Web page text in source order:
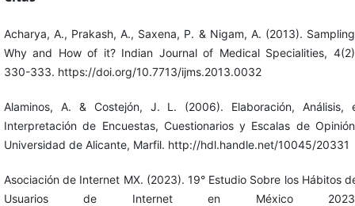
Acharya, A., Prakash, A., Saxena, P. & Nigam, A. (2013).
Why and How of it? Indian Journal of Medical Specialities,
330-333. https://doi.org/10.7713/ijms.2013.0032
Alaminos, A. & Costejón, J. L. (2006). Elaboración, Análisis,
Interpretación de Encuestas, Cuestionarios y Escalas de
Universidad de Alicante, Marfil. http://hdl.handle.net/10045/20331
Asociación de Internet MX. (2023). 19° Estudio Sobre los Hábitos
Usuarios de Internet en México